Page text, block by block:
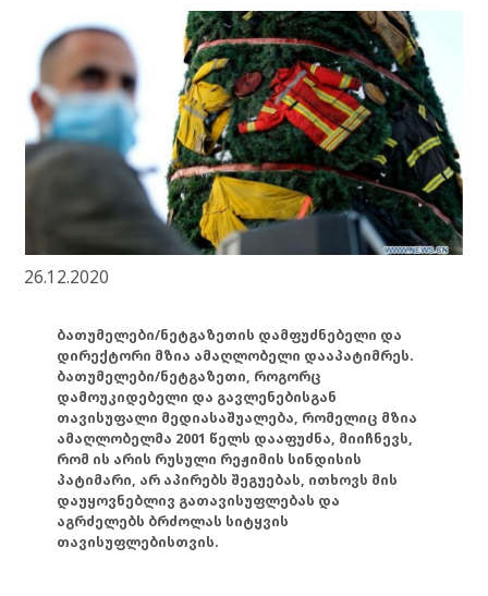
26.12.2020
ბათუმელები/ნეტგაზეთის დამფუძნებელი და
დირექტორი მზია ამაღლობელი დააპატიმრეს.
ბათუმელები/ნეტგაზეთი, როგორც
დამოუკიდებელი და გავლენებისგან
თავისუფალი მედიასაშუალება, რომელიც მზია
ამაღლობელმა 2001 წელს დააფუძნა, მიიჩნევს,
რომ ის არის რუსული რეჟიმის სინდისის
პატიმარი, არ აპირებს შეგუებას, ითხოვს მის
დაუყოვნებლივ გათავისუფლებას და
აგრძელებს ბრძოლას სიტყვის
თავისუფლებისთვის.